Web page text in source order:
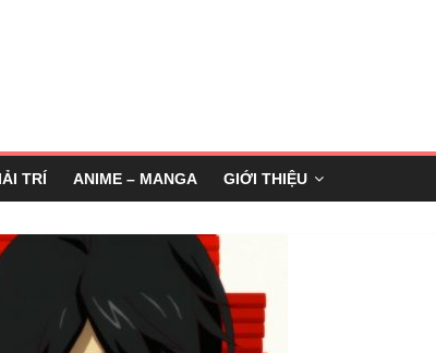
TRÍ ANIME – MANGA GIỚI THIỆU